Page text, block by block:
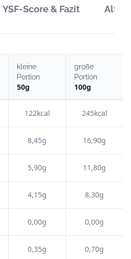
YSF-Score & Fazit
kleine
Portion
50g
große
Portion
100g
122kcal 245kcal
8,45g 16,90g
5,90g 11,80g
4,15g 8,30g
0,00g 0,00g
0,35g 0,70g